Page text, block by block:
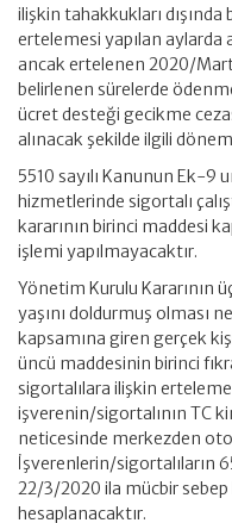
ilişkin tahakkukları
ertelemesi yapılan
ancak ertelenen 2020/
belirlenen sürelerde
ücret desteği gecikme
alınacak şekilde ilgili
5510 sayılı Kanunun Ek-9
hizmetlerinde sigortalı
kararının birinci maddesi
işlemi yapılmayacaktır.
Yönetim Kurulu Kararının
yaşını doldurmuş olması
kapsamına giren gerçek
üncü maddesinin birinci
sigortalılara ilişkin
işverenin/sigortalının TC
neticesinde merkezden
İşverenlerin/sigortalıların
22/3/2020 ila mücbir
hesaplanacaktır.